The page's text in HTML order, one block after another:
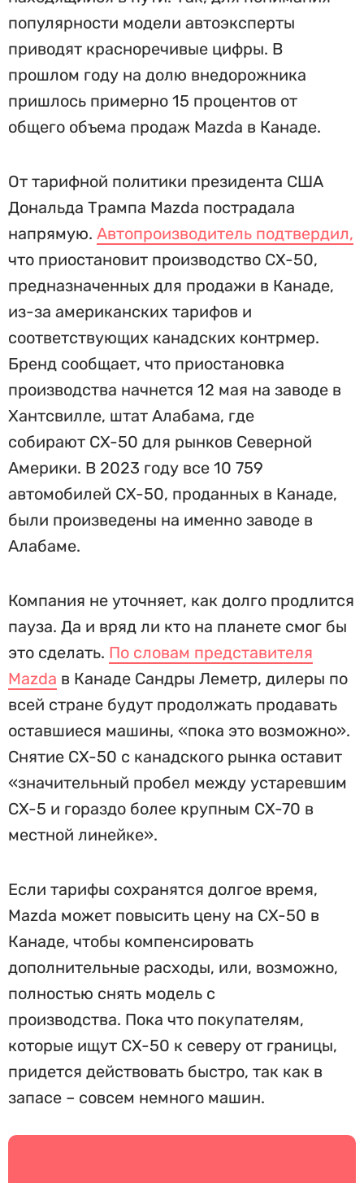
популярности модели автоэксперты
приводят красноречивые цифры. В
прошлом году на долю внедорожника
пришлось примерно 15 процентов от
общего объема продаж Mazda в Канаде.
От тарифной политики президента США
Дональда Трампа Mazda пострадала
напрямую. Автопроизводитель подтвердил,
что приостановит производство CX-50,
предназначенных для продажи в Канаде,
из-за американских тарифов и
соответствующих канадских контрмер.
Бренд сообщает, что приостановка
производства начнется 12 мая на заводе в
Хантсвилле, штат Алабама, где
собирают CX-50 для рынков Северной
Америки. В 2023 году все 10 759
автомобилей CX-50, проданных в Канаде,
были произведены на именно заводе в
Алабаме.
Компания не уточняет, как долго продлится
пауза. Да и вряд ли кто на планете смог бы
это сделать. По словам представителя
Mazda в Канаде Сандры Леметр, дилеры по
всей стране будут продолжать продавать
оставшиеся машины, «пока это возможно».
Снятие CX-50 с канадского рынка оставит
«значительный пробел между устаревшим
CX-5 и гораздо более крупным CX-70 в
местной линейке».
Если тарифы сохранятся долгое время,
Mazda может повысить цену на CX-50 в
Канаде, чтобы компенсировать
дополнительные расходы, или, возможно,
полностью снять модель с
производства. Пока что покупателям,
которые ищут CX-50 к северу от границы,
придется действовать быстро, так как в
запасе – совсем немного машин.